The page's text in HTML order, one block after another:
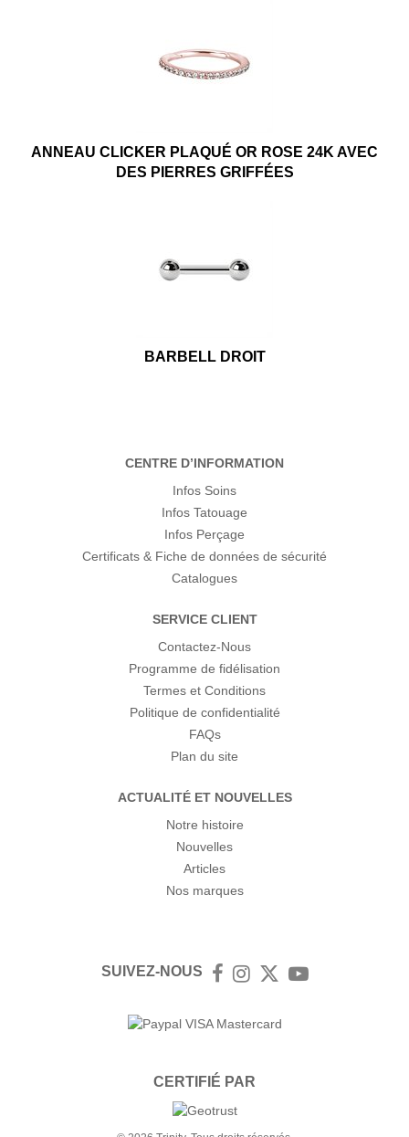
ANNEAU CLICKER PLAQUÉ OR ROSE 24K AVEC
DES PIERRES GRIFFÉES
BARBELL DROIT
CENTRE D’INFORMATION
Infos Soins
Infos Tatouage
Infos Perçage
Certificats & Fiche de données de sécurité
Catalogues
SERVICE CLIENT
Contactez-Nous
Programme de fidélisation
Termes et Conditions
Politique de confidentialité
FAQs
Plan du site
ACTUALITÉ ET NOUVELLES
Notre histoire
Nouvelles
Articles
Nos marques
SUIVEZ-NOUS FacebookInstagram
TwitterYouTube
CERTIFIÉ PAR